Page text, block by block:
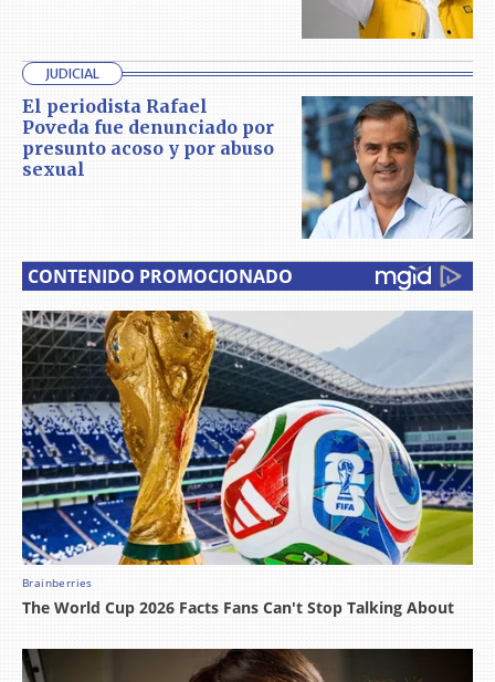
JUDICIAL
El periodista Rafael
Poveda fue denunciado por
presunto acoso y por abuso
sexual